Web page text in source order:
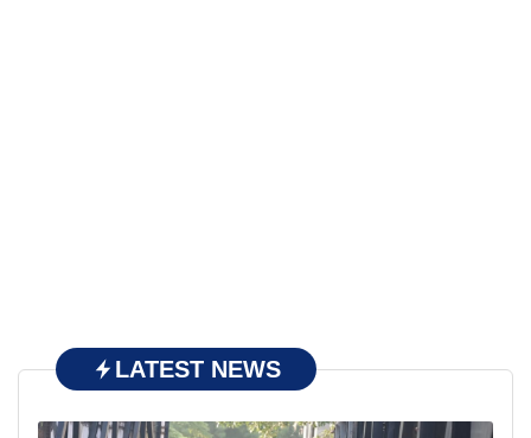
LATEST NEWS